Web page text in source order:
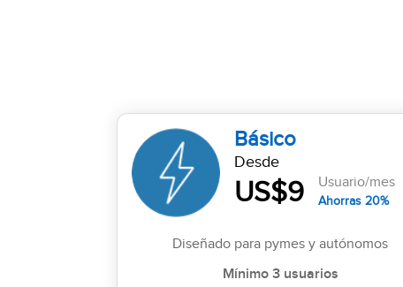
Básico
Desde
US$9 Usuario/mes
Ahorras 20%
Diseñado para pymes y autónomos
Mínimo 3 usuarios